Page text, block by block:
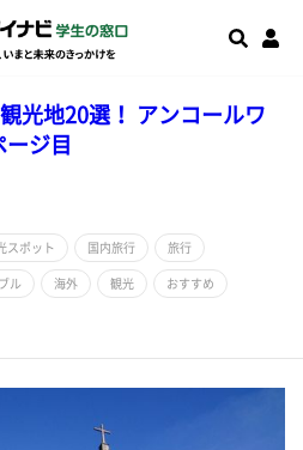
光地20選！ アンコールワ
ジ目
スポット 国内旅行 旅行
ル 海外 観光 おすすめ